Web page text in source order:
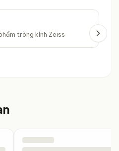
tròng kính Zeiss